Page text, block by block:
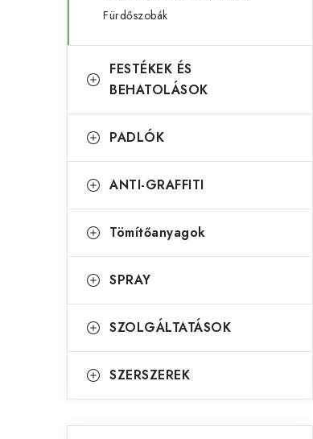
Fürdőszobák
FESTÉKEK ÉS
BEHATOLÁSOK
PADLÓK
ANTI-GRAFFITI
Tömítőanyagok
SPRAY
SZOLGÁLTATÁSOK
SZERSZEREK